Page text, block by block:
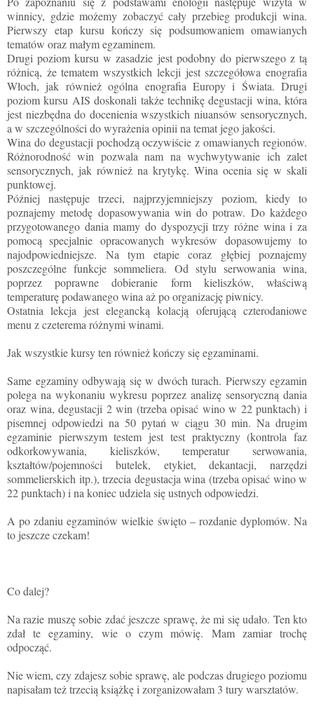
winnicy, gdzie możemy zobaczyć cały przebieg produkcji wina.
Pierwszy etap kursu kończy się podsumowaniem omawianych
tematów oraz małym egzaminem.
Drugi poziom kursu w zasadzie jest podobny do pierwszego z tą
różnicą, że tematem wszystkich lekcji jest szczegółowa enografia
Włoch, jak również ogólna enografia Europy i Świata. Drugi
poziom kursu AIS doskonali także technikę degustacji wina, która
jest niezbędna do docenienia wszystkich niuansów sensorycznych,
a w szczególności do wyrażenia opinii na temat jego jakości.
Wina do degustacji pochodzą oczywiście z omawianych regionów.
Różnorodność win pozwala nam na wychwytywanie ich zalet
sensorycznych, jak również na krytykę. Wina ocenia się w skali
punktowej.
Później następuje trzeci, najprzyjemniejszy poziom, kiedy to
poznajemy metodę dopasowywania win do potraw. Do każdego
przygotowanego dania mamy do dyspozycji trzy różne wina i za
pomocą specjalnie opracowanych wykresów dopasowujemy to
najodpowiedniejsze. Na tym etapie coraz głębiej poznajemy
poszczególne funkcje sommeliera. Od stylu serwowania wina,
poprzez poprawne dobieranie form kieliszków, właściwą
temperaturę podawanego wina aż po organizację piwnicy.
Ostatnia lekcja jest elegancką kolacją oferującą czterodaniowe
menu z czeterema różnymi winami.
Jak wszystkie kursy ten również kończy się egzaminami.
Same egzaminy odbywają się w dwóch turach. Pierwszy egzamin
polega na wykonaniu wykresu poprzez analizę sensoryczną dania
oraz wina, degustacji 2 win (trzeba opisać wino w 22 punktach) i
pisemnej odpowiedzi na 50 pytań w ciągu 30 min. Na drugim
egzaminie pierwszym testem jest test praktyczny (kontrola faz
odkorkowywania, kieliszków, temperatur serwowania,
kształtów/pojemności butelek, etykiet, dekantacji, narzędzi
sommelierskich itp.), trzecia degustacja wina (trzeba opisać wino w
22 punktach) i na koniec udziela się ustnych odpowiedzi.
A po zdaniu egzaminów wielkie święto – rozdanie dyplomów. Na
to jeszcze czekam!
Co dalej?
Na razie muszę sobie zdać jeszcze sprawę, że mi się udało. Ten kto
zdał te egzaminy, wie o czym mówię. Mam zamiar trochę
odpocząć.
Nie wiem, czy zdajesz sobie sprawę, ale podczas drugiego poziomu
napisałam też trzecią książkę i zorganizowałam 3 tury warsztatów.